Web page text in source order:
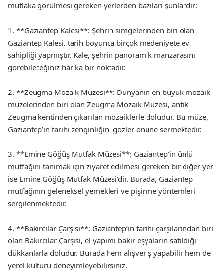
mutlaka görülmesi gereken yerlerden bazıları şunlardır:
1. **Gaziantep Kalesi**: Şehrin simgelerinden biri olan
Gaziantep Kalesi, tarih boyunca birçok medeniyete ev
sahipliği yapmıştır. Kale, şehrin panoramik manzarasını
görebileceğiniz harika bir noktadır.
2. **Zeugma Mozaik Müzesi**: Dünyanın en büyük mozaik
müzelerinden biri olan Zeugma Mozaik Müzesi, antik
Zeugma kentinden çıkarılan mozaiklerle doludur. Bu müze,
Gaziantep’in tarihi zenginliğini gözler önüne sermektedir.
3. **Emine Göğüş Mutfak Müzesi**: Gaziantep’in ünlü
mutfağını tanımak için ziyaret edilmesi gereken bir diğer yer
ise Emine Göğüş Mutfak Müzesi’dir. Burada, Gaziantep
mutfağının geleneksel yemekleri ve pişirme yöntemleri
sergilenmektedir.
4. **Bakırcılar Çarşısı**: Gaziantep’in tarihi çarşılarından biri
olan Bakırcılar Çarşısı, el yapımı bakır eşyaların satıldığı
dükkanlarla doludur. Burada hem alışveriş yapabilir hem de
yerel kültürü deneyimleyebilirsiniz.